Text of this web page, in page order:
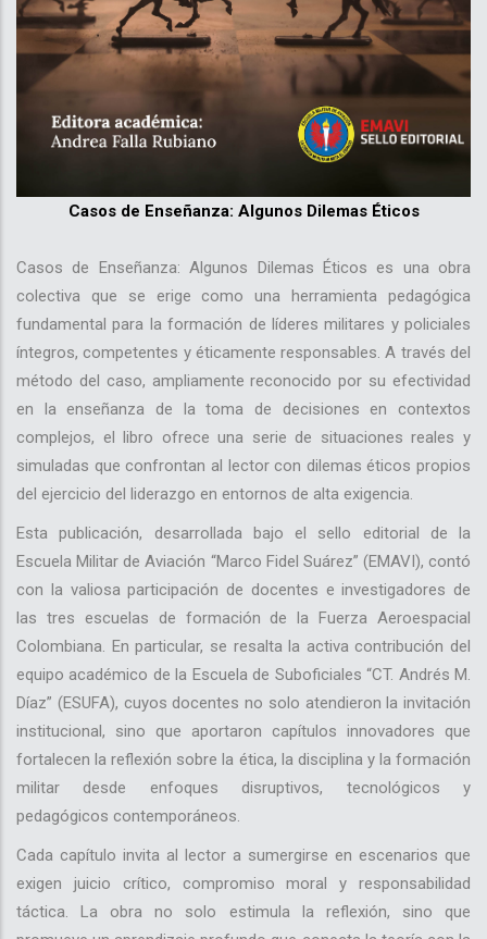
Casos de Enseñanza: Algunos Dilemas Éticos
Casos de Enseñanza: Algunos Dilemas Éticos es una obra
colectiva que se erige como una herramienta pedagógica
fundamental para la formación de líderes militares y policiales
íntegros, competentes y éticamente responsables. A través del
método del caso, ampliamente reconocido por su efectividad
en la enseñanza de la toma de decisiones en contextos
complejos, el libro ofrece una serie de situaciones reales y
simuladas que confrontan al lector con dilemas éticos propios
del ejercicio del liderazgo en entornos de alta exigencia.
Esta publicación, desarrollada bajo el sello editorial de la
Escuela Militar de Aviación “Marco Fidel Suárez” (EMAVI), contó
con la valiosa participación de docentes e investigadores de
las tres escuelas de formación de la Fuerza Aeroespacial
Colombiana. En particular, se resalta la activa contribución del
equipo académico de la Escuela de Suboficiales “CT. Andrés M.
Díaz” (ESUFA), cuyos docentes no solo atendieron la invitación
institucional, sino que aportaron capítulos innovadores que
fortalecen la reflexión sobre la ética, la disciplina y la formación
militar desde enfoques disruptivos, tecnológicos y
pedagógicos contemporáneos.
Cada capítulo invita al lector a sumergirse en escenarios que
exigen juicio crítico, compromiso moral y responsabilidad
táctica. La obra no solo estimula la reflexión, sino que